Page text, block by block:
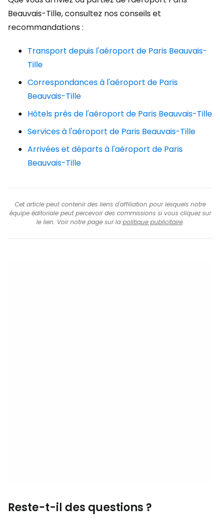
Beauvais-Tille, consultez nos conseils et
recommandations :
Transport depuis l'aéroport de Paris Beauvais-
Tille
Correspondances à l'aéroport de Paris
Beauvais-Tille
Hôtels près de l'aéroport de Paris Beauvais-Tille
Services à l'aéroport de Paris Beauvais-Tille
Arrivées et départs à l'aéroport de Paris
Beauvais-Tille
Cet article peut contenir des liens d'affiliation pour lesquels notre
équipe éditoriale peut percevoir des commissions si vous cliquez sur
le lien. Voir notre page sur la politique publicitaire.
Reste-t-il des questions ?